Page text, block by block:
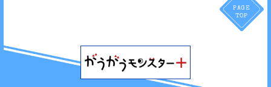
PAGE
TOP